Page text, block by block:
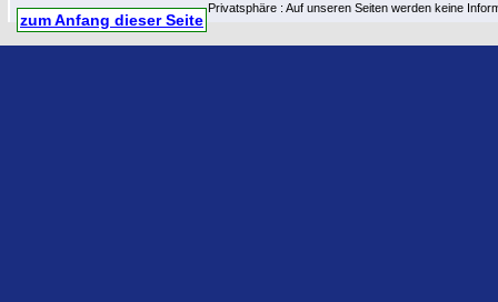
Privatsphäre : Auf unseren Seiten werden keine
zum Anfang dieser Seite